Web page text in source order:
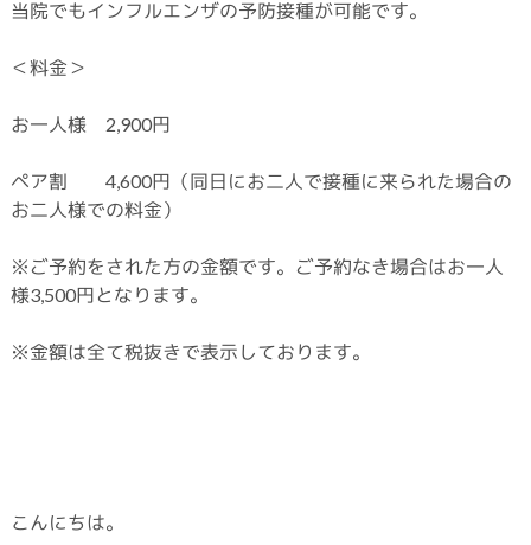
当院でもインフルエンザの予防接種が可能です。
＜料金＞
お一人様 2,900円
ペア割 4,600円（同日にお二人で接種に来られた場合の
お二人様での料金）
※ご予約をされた方の金額です。ご予約なき場合はお一人
様3,500円となります。
※金額は全て税抜きで表示しております。
こんにちは。